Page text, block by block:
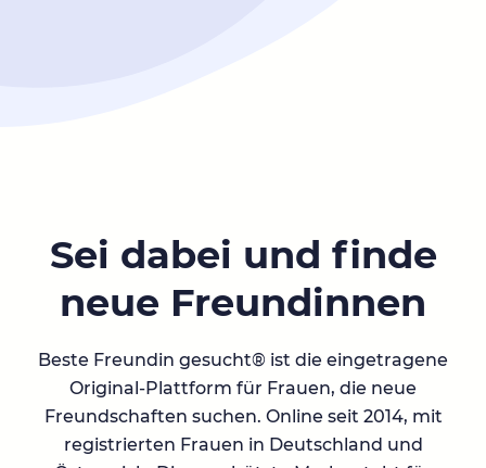
Sei dabei und finde
neue Freundinnen
Beste Freundin gesucht® ist die eingetragene
Original-Plattform für Frauen, die neue
Freundschaften suchen. Online seit 2014, mit
registrierten Frauen in Deutschland und